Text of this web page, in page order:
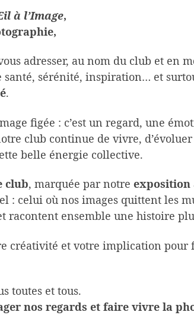
à l’Image,
adresser, au nom du club et en
santé, sérénité, inspiration… et
.
figée : c’est un regard, une
club continue de vivre,
belle énergie collective.
club, marquée par notre exposition
: celui où nos images quittent les
racontent ensemble une histoire
créativité et votre implication
toutes et tous.
nos regards et faire vivre la